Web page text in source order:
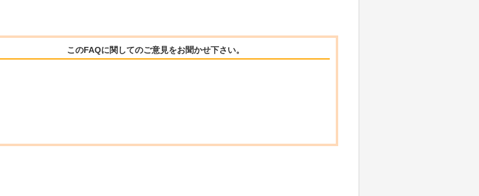
このFAQに関してのご意見をお聞かせ下さい。